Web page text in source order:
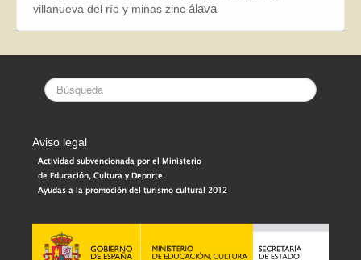
villanueva del río y minas zinc álava
Aviso legal